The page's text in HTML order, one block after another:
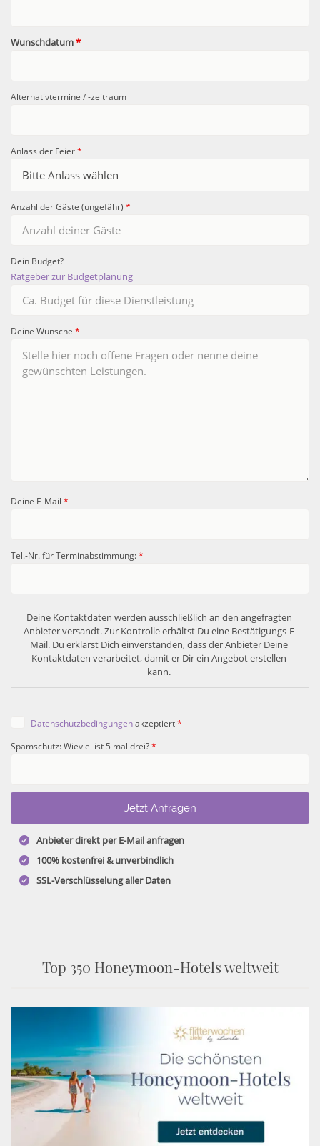
Wunschdatum*
Alternativtermine / -zeitraum
Anlass der Feier*
Anzahl der Gäste (ungefähr) *
Dein Budget?
Ratgeber zur Budgetplanung
Deine Wünsche *
Deine E-Mail *
Tel.-Nr. für Terminabstimmung:*
Deine Kontaktdaten werden ausschließlich an den angefragten
Anbieter versandt. Zur Kontrolle erhältst Du eine Bestätigungs-E-
Mail. Du erklärst Dich einverstanden, dass der Anbieter Deine
Kontaktdaten verarbeitet, damit er Dir ein Angebot erstellen
kann.
Datenschutzbedingungenakzeptiert*
Spamschutz: Wieviel ist 5 mal drei?*
Anbieter direkt per E-Mail anfragen
100% kostenfrei & unverbindlich
SSL-Verschlüsselung aller Daten
Top 350 Honeymoon-Hotels weltweit